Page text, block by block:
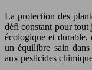
La protection des
défi constant pour tout
écologique et durable,
un équilibre sain
aux pesticides